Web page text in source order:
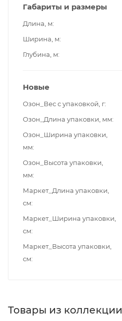
Габариты и размеры
Длина, м
Ширина, м
Глубина, м
Новые
Озон_Вес с упаковкой, г
Озон_Длина упаковки, мм
Озон_Ширина упаковки,
мм
Озон_Высота упаковки,
мм
Маркет_Длина упаковки,
см
Маркет_Ширина упаковки,
см
Маркет_Высота упаковки,
см
Товары из коллекции